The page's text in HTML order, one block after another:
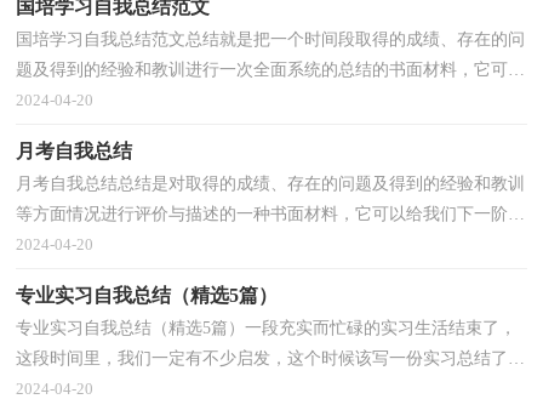
国培学习自我总结范文
国培学习自我总结范文总结就是把一个时间段取得的成绩、存在的问
题及得到的经验和教训进行一次全面系统的总结的书面材料，它可以
帮助我们有寻找学习和工作中的规律，为此我们要...
2024-04-20
月考自我总结
月考自我总结总结是对取得的成绩、存在的问题及得到的经验和教训
等方面情况进行评价与描述的一种书面材料，它可以给我们下一阶段
的学习和工作生活做指导，让我们来为自己写一份...
2024-04-20
专业实习自我总结（精选5篇）
专业实习自我总结（精选5篇）一段充实而忙碌的实习生活结束了，
这段时间里，我们一定有不少启发，这个时候该写一份实习总结了
吧。千万不能认为实习总结随便应付就可以，以下是小编收集...
2024-04-20